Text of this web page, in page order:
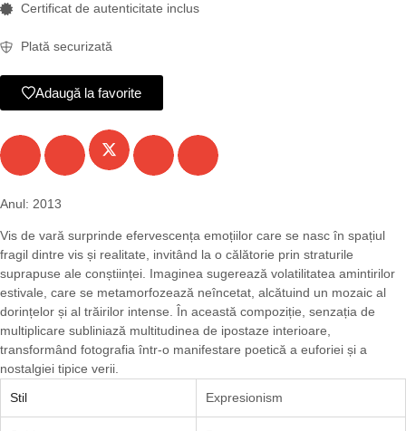
Certificat de autenticitate inclus
Plată securizată
Adaugă la favorite
Anul: 2013
Vis de vară surprinde efervescența emoțiilor care se nasc în spațiul
fragil dintre vis și realitate, invitând la o călătorie prin straturile
suprapuse ale conștiinței. Imaginea sugerează volatilitatea amintirilor
estivale, care se metamorfozează neîncetat, alcătuind un mozaic al
dorințelor și al trăirilor intense. În această compoziție, senzația de
multiplicare subliniază multitudinea de ipostaze interioare,
transformând fotografia într-o manifestare poetică a euforiei și a
nostalgiei tipice verii.
Stil
Expresionism